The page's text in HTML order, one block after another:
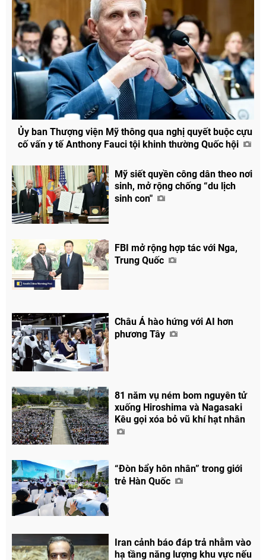
Chia sẻ
Ủy ban Thượng viện Mỹ thông qua nghị quyết buộc cựu
cố vấn y tế Anthony Fauci tội khinh thường Quốc hội
Mỹ siết quyền công dân theo nơi
sinh, mở rộng chống “du lịch
sinh con"
FBI mở rộng hợp tác với Nga,
Trung Quốc
Châu Á hào hứng với AI hơn
phương Tây
81 năm vụ ném bom nguyên tử
xuống Hiroshima và Nagasaki
Kêu gọi xóa bỏ vũ khí hạt nhân
“Đòn bẩy hôn nhân” trong giới
trẻ Hàn Quốc
Iran cảnh báo đáp trả nhằm vào
hạ tầng năng lượng khu vực nếu